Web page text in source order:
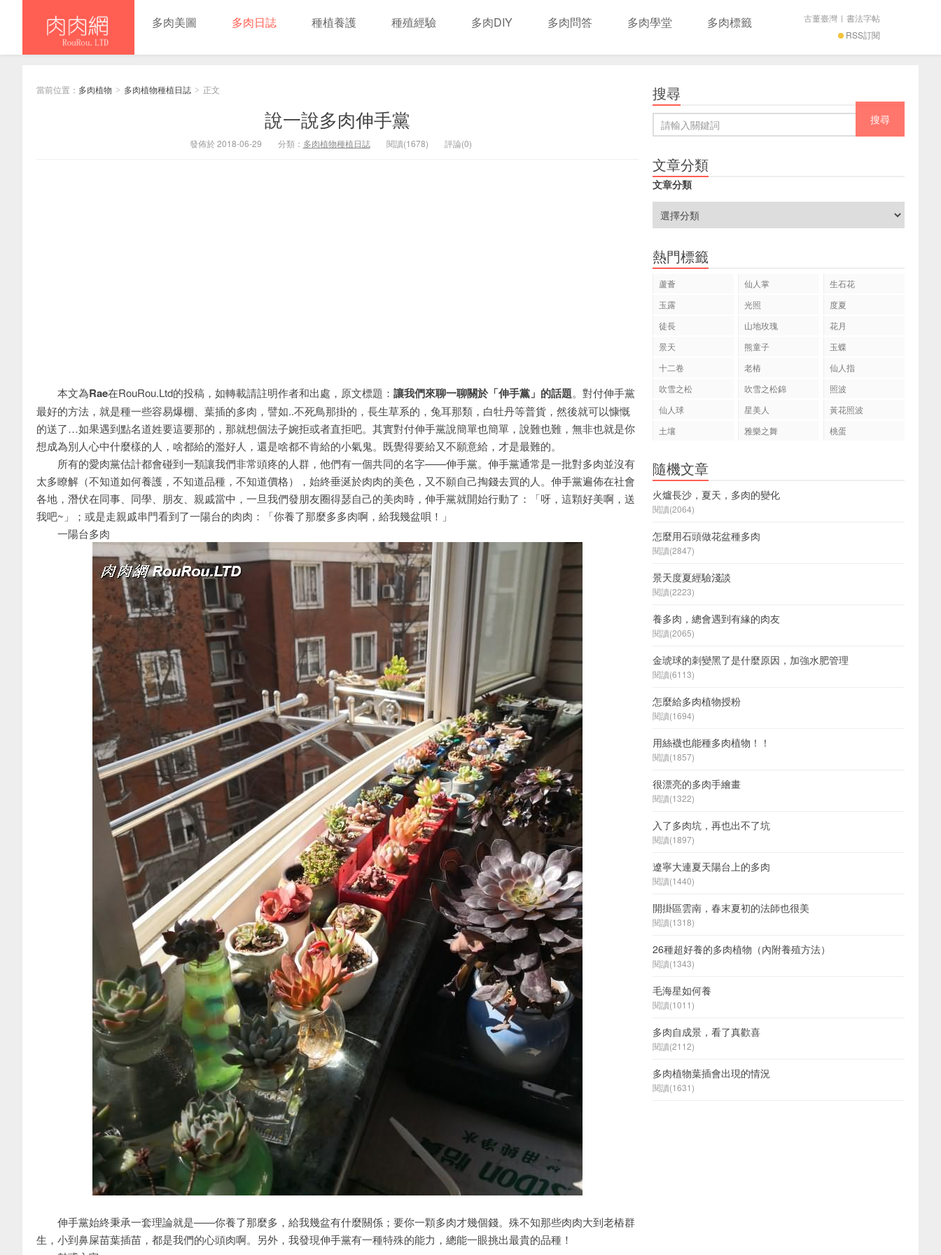
多肉美圖 多肉日誌 種植養護 種殖經驗 多肉DIY 多肉問答 多肉學堂 多肉標籤
RSS訂閱
古董臺灣 | 書法字帖
當前位置： 多肉植物 > 多肉植物種植日誌 > 正文
說一說多肉伸手黨
發佈於 2018-06-29 分類： 多肉植物種植日誌 閱讀(1678) 評論(0)
本文為Rae在RouRou.Ltd的投稿，如轉載請註明作者和出處，原文標題： 讓我們來聊一聊關於「伸手黨」的話題。對付伸手黨
最好的方法，就是種一些容易爆棚、葉插的多肉，譬如..不死鳥那掛的，長生草系的，兔耳那類，白牡丹等普貨，然後就可以慷慨
的送了…如果遇到點名道姓要這要那的，那就想個法子婉拒或者直拒吧。其實對付伸手黨說簡單也簡單，說難也難，無非也就是你
想成為別人心中什麼樣的人，啥都給的濫好人，還是啥都不肯給的小氣鬼。既覺得要給又不願意給，才是最難的。
所有的愛肉黨估計都會碰到一類讓我們非常頭疼的人群，他們有一個共同的名字——伸手黨。伸手黨通常是一批對多肉並沒有
太多瞭解（不知道如何養護，不知道品種，不知道價格），始終垂涎於肉肉的美色，又不願自己掏錢去買的人。伸手黨遍佈在社會
各地，潛伏在同事、同學、朋友、親戚當中，一旦我們發朋友圈得瑟自己的美肉時，伸手黨就開始行動了：「呀，這顆好美啊，送
我吧~」；或是走親戚串門看到了一陽台的肉肉：「你養了那麼多多肉啊，給我幾盆唄！」
一陽台多肉
伸手黨始終秉承一套理論就是——你養了那麼多，給我幾盆有什麼關係；要你一顆多肉才幾個錢。殊不知那些肉肉大到老樁群
生，小到鼻屎苗葉插苗，都是我們的心頭肉啊。另外，我發現伸手黨有一種特殊的能力，總能一眼挑出最貴的品種！
搜尋
文章分類
文章分類
熱門標籤
蘆薈 仙人掌
生石花
玉露
光照
度夏
徒長
山地玫瑰
花月
景天
熊童子
玉蝶
十二卷
老樁
仙人指
吹雪之松
吹雪之松錦
照波
仙人球
星美人
黃花照波
土壤
雅樂之舞 桃蛋
隨機文章
火爐長沙，夏天，多肉的變化
閱讀(2064)
怎麼用石頭做花盆種多肉
閱讀(2847)
景天度夏經驗淺談
閱讀(2223)
養多肉，總會遇到有緣的肉友
閱讀(2065)
金琥球的刺變黑了是什麼原因，加強水肥管理
閱讀(6113)
怎麼給多肉植物授粉
閱讀(1694)
用絲襪也能種多肉植物！！
閱讀(1857)
很漂亮的多肉手繪畫
閱讀(1322)
入了多肉坑，再也出不了坑
閱讀(1897)
遼寧大連夏天陽台上的多肉
閱讀(1440)
開掛區雲南，春末夏初的法師也很美
閱讀(1318)
26種超好養的多肉植物（內附養殖方法）
閱讀(1343)
毛海星如何養
閱讀(1011)
多肉自成景，看了真歡喜
閱讀(2112)
多肉植物葉插會出現的情況
閱讀(1631)